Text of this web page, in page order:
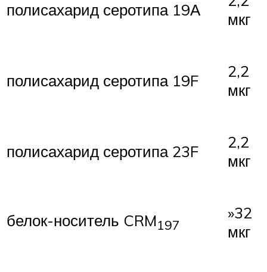
полисахарид серотипа 19А
мкг
полисахарид серотипа 19F
2,2
мкг
полисахарид серотипа 23F
2,2
мкг
белок-носитель CRM197
»32
мкг